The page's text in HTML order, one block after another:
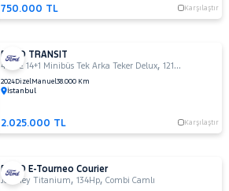
750.000 TL Karşılaştır
FORD TRANSIT
440 E 14+1 Minibüs Tek Arka Teker Delux,121Hp
2024DizelManuel38.000 Km
İstanbul
2.025.000 TL Karşılaştır
FORD E-Tourneo Courier
Journey Titanium,134Hp,Combi Camlı